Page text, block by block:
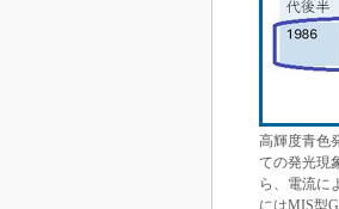
高輝度青色
ての発光現
ら、電流に
にはMIS型